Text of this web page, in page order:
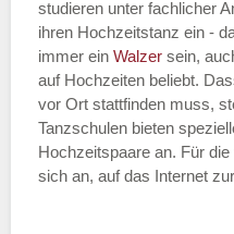
Dienstag
studieren unter fachlicher
ihren Hochzeitstanz ein -
immer ein Walzer sein,
auf Hochzeiten beliebt.
vor Ort stattfinden muss,
Tanzschulen bieten
Hochzeitspaare an. Für
sich an, auf das Internet